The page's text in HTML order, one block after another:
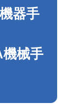
器手
械手